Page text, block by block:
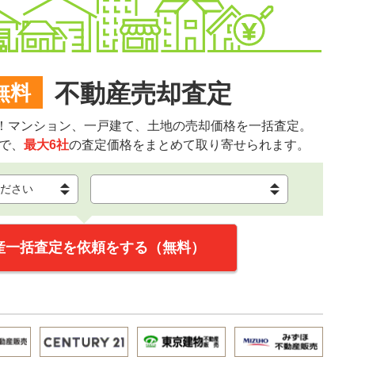
料 不動産売却査定
マンション、一戸建て、土地の売却価格を一括査定。
、 最大6社の査定価格をまとめて取り寄せられます。
一括査定を依頼をする（無料）